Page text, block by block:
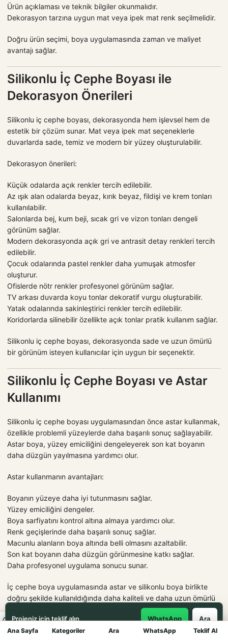
Ürün açıklaması ve teknik bilgiler okunmalıdır.
Dekorasyon tarzına uygun mat veya ipek mat renk seçilmelidir.
Doğru ürün seçimi, boya uygulamasında zaman ve maliyet
avantajı sağlar.
Silikonlu İç Cephe Boyası ile
Dekorasyon Önerileri
Silikonlu iç cephe boyası, dekorasyonda hem işlevsel hem de
estetik bir çözüm sunar. Mat veya ipek mat seçeneklerle
duvarlarda sade, temiz ve modern bir yüzey oluşturulabilir.
Dekorasyon önerileri:
Küçük odalarda açık renkler tercih edilebilir.
Az ışık alan odalarda beyaz, kırık beyaz, fildişi ve krem tonları
kullanılabilir.
Salonlarda bej, kum beji, sıcak gri ve vizon tonları dengeli
görünüm sağlar.
Modern dekorasyonda açık gri ve antrasit detay renkleri tercih
edilebilir.
Çocuk odalarında pastel renkler daha yumuşak atmosfer
oluşturur.
Ofislerde nötr renkler profesyonel görünüm sağlar.
TV arkası duvarda koyu tonlar dekoratif vurgu oluşturabilir.
Yatak odalarında sakinleştirici renkler tercih edilebilir.
Koridorlarda silinebilir özellikte açık tonlar pratik kullanım sağlar.
Silikonlu iç cephe boyası, dekorasyonda sade ve uzun ömürlü
bir görünüm isteyen kullanıcılar için uygun bir seçenektir.
Silikonlu İç Cephe Boyası ve Astar
Kullanımı
Silikonlu iç cephe boyası uygulamasından önce astar kullanmak,
özellikle problemli yüzeylerde daha başarılı sonuç sağlayabilir.
Astar boya, yüzey emiciliğini dengeleyerek son kat boyanın
daha düzgün yayılmasına yardımcı olur.
Astar kullanmanın avantajları:
Boyanın yüzeye daha iyi tutunmasını sağlar.
Yüzey emiciliğini dengeler.
Boya sarfiyatını kontrol altına almaya yardımcı olur.
Renk geçişlerinde daha başarılı sonuç sağlar.
Macunlu alanların boya altında belli olmasını azaltabilir.
Son kat boyanın daha düzgün görünmesine katkı sağlar.
Daha profesyonel uygulama sonucu sunar.
İç cephe boya uygulamasında astar ve silikonlu boya birlikte
doğru şekilde kullanıldığında daha kaliteli ve daha uzun ömürlü
Ana Sayfa Kategoriler Ara WhatsApp Teklif Al
Projeniz için teklif alın WhatsApp Ara